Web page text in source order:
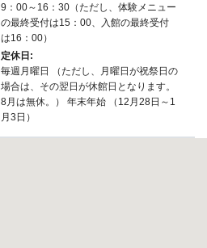
9：00～16：30（ただし、体験メニュー
の最終受付は15：00、入館の最終受付
は16：00）
定休日:
毎週月曜日 （ただし、月曜日が祝祭日の
場合は、その翌日が休館日となります。
8月は無休。） 年末年始 （12月28日～1
月3日）